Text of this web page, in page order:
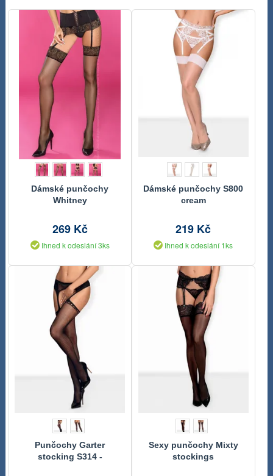
Dámské punčochy
Whitney
269 Kč
Ihned k odeslání 3ks
Dámské punčochy S800
cream
219 Kč
Ihned k odeslání 1ks
Punčochy Garter
stocking S314 -
Sexy punčochy Mixty
stockings